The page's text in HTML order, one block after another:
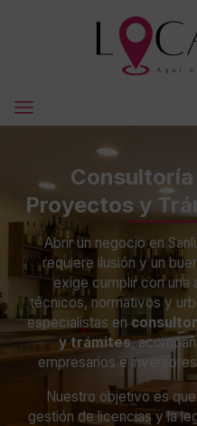
Proyectos y
Abrir un negocio en
requiere ilusión y un
exige cumplir con una
técnicos, normativos y
especialistas en
y trámites,
empresarios e
Nuestro objetivo es
gestión de licencias y la